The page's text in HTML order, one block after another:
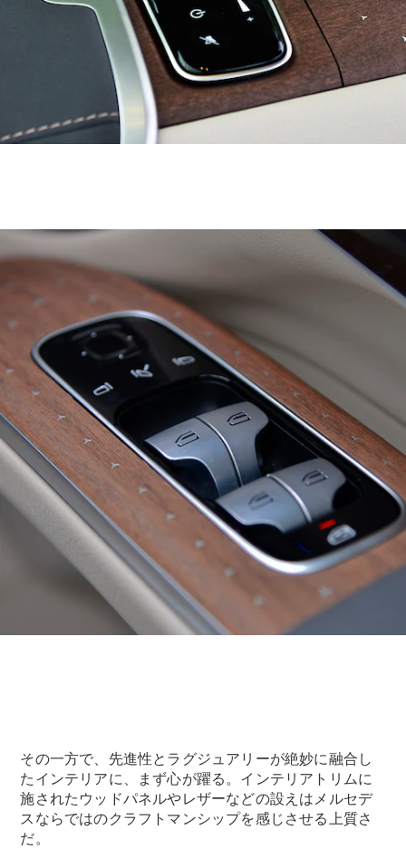
オンライン
ショールー
フェア・イ
ベント キャ
ファイナン
ス(リース/
ローン)
法人のお客
様へ
認定中古車
とは
買取サービ
ス
見積シミュ
レーション
試乗リクエ
スト
デジタルプ
ロダクト
その一方で、先進性とラグジュアリーが絶妙に融合し
たインテリアに、まず心が躍る。インテリアトリムに
施されたウッドパネルやレザーなどの設えはメルセデ
スならではのクラフトマンシップを感じさせる上質さ
だ。